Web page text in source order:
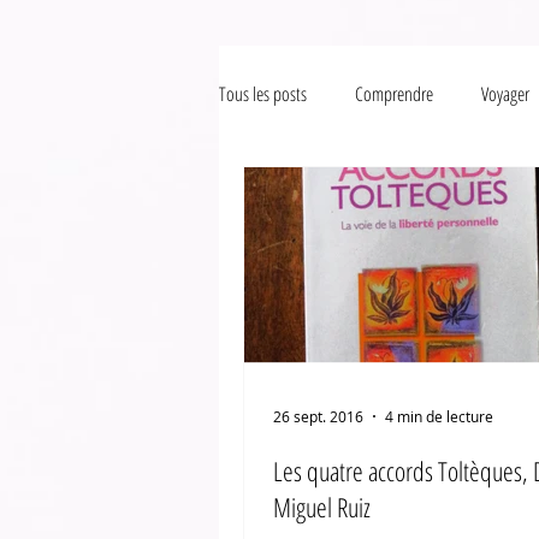
Tous les posts Comprendre Voyager
Les quatre accords Toltèques,
Miguel Ruiz
26 sept. 2016 4 min de lecture